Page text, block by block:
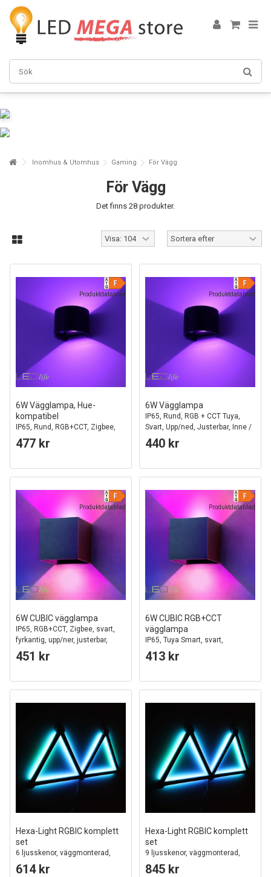
Inomhus & Utomhus Gaming För Vägg
För Vägg
Det finns 28 produkter.
Produktdatablad
6W Vägglampa, Hue-
kompatibel
IP65, Rund, RGB+CCT, Zigbee,
svart, upp/ner, justerbar,
inne/ute, inkl. ljuskälla
477 kr
Produktdatablad
6W Vägglampa
IP65, Rund, RGB + CCT Tuya,
Svart, Upp/ned, Justerbar, Inne /
ute, Inkl. ljuskälla
440 kr
Produktdatablad
6W CUBIC vägglampa
IP65, RGB+CCT, Zigbee, svart,
fyrkantig, upp/ner, justerbar,
inomhus / utomhus, inkl.
ljuskälla
451 kr
Produktdatablad
6W CUBIC RGB+CCT
vägglampa
IP65, Tuya Smart, svart,
fyrkantig, upp/ned, justerbar,
inomhus / utomhus, inkl.
413 kr
Hexa-Light RGBIC komplett
set
6 ljusskenor, väggmonterad,
Bluetooth-app, USB
614 kr
Hexa-Light RGBIC komplett
set
9 ljusskenor, väggmonterad,
Bluetooth-app, USB
845 kr